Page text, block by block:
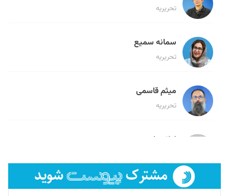
تحریریه
سمانه سمیع
تحریریه
میثم قاسمی
تحریریه
لیلا حنارود
فائزه فتحی رستمی